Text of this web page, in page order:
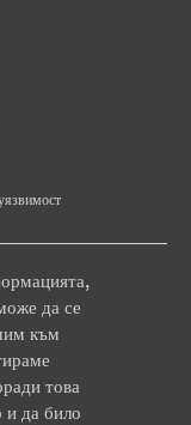
да се
към
това
и да било